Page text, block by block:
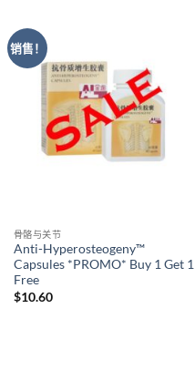
销售！
骨骼与关节
Anti-Hyperosteogeny™
Capsules *PROMO* Buy 1 Get 1
Free
$10.60